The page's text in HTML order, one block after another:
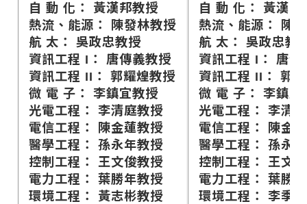
自 動 化： 黃漢邦教授
熱流、能源： 陳發林教授
航 太： 吳政忠教授
資訊工程 I： 唐傳義教授
資訊工程 II： 郭耀煌教授
微 電 子： 李鎮宜教授
光電工程： 李清庭教授
電信工程： 陳金蓮教授
醫學工程： 孫永年教授
控制工程： 王文俊教授
電力工程： 葉勝年教授
環境工程： 黃志彬教授
自 動 化： 黃漢邦
熱流、能源： 陳
航 太： 吳政忠教
資訊工程 I： 唐傳
資訊工程 II： 郭
微 電 子： 李鎮宜
光電工程： 李清
電信工程： 陳金
醫學工程： 孫永
控制工程： 王文
電力工程： 葉勝
環境工程： 李季